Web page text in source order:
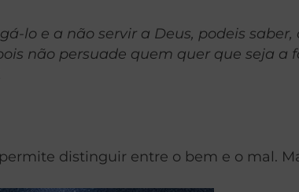
lo e a não servir a Deus, podeis saber,
não persuade quem quer que seja a
distinguir entre o bem e o mal.